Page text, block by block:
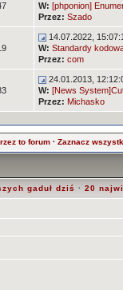
W: [phponion]
Przez: Szado
14.07.2022,
W: Standardy
Przez: com
24.01.2013,
W: [News
Przez: Michasko
to forum· Zaznacz
gaduł dziś ·20